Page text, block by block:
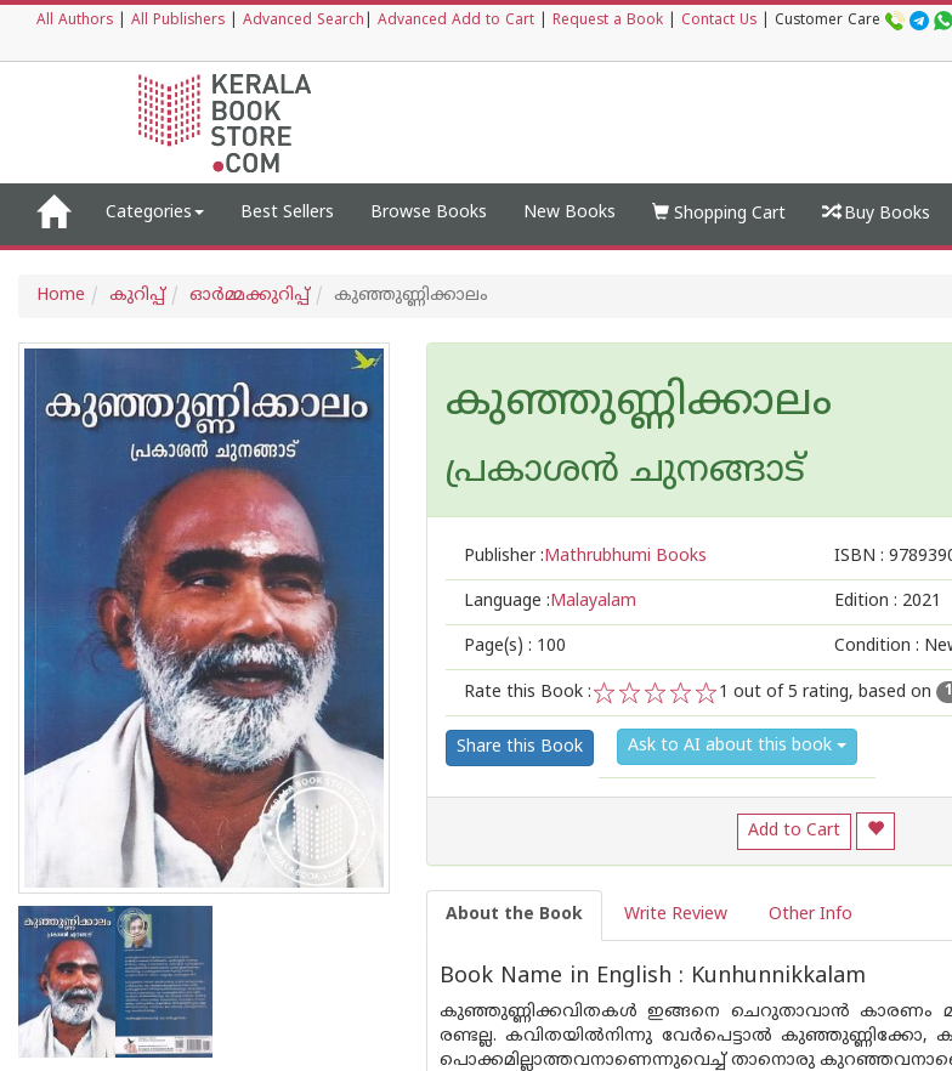
All Authors All Publishers Advanced Search Advanced Add to Cart Request a Book Contact Us Customer Care
Categories Best Sellers Browse Books New Books Shopping Cart Buy Books
Home കുറിപ്പ്‌ ഓര്‍മ്മക്കുറിപ്പ്‌ കുഞ്ഞുണ്ണിക്കാലം
കുഞ്ഞുണ്ണിക്കാലം
പ്രകാശന്‍ ചുനങ്ങാട്
Publisher :Mathrubhumi Books ISBN :
Language :Malayalam Edition : 2021
Page(s) : 100 Condition :
Rate this Book :
5
4
3
2
1
1 out of 5 rating, based on 1
Share this Book Ask to AI about this book
Add to Cart
About the Book Write Review Other Info
Book Name in English : Kunhunnikkalam
കുഞ്ഞുണ്ണിക്കവിതകൾ ഇങ്ങനെ ചെറുതാവാൻ കാരണം
രണ്ടല്ല. കവിതയിൽനിന്നു വേർപെട്ടാൽ കുഞ്ഞുണ്ണിക്കോ,
പൊക്കമില്ലാത്തവനാണെന്നുവെച്ച് താനൊരു